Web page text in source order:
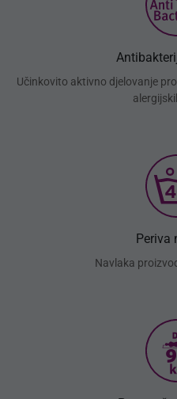
Učinkovito aktivno djelovanje
Periva
Navlaka